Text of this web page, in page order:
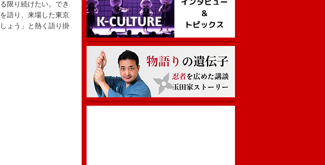
限り続けたい。でき
語り、来場した東京
ょう」と熱く語り掛